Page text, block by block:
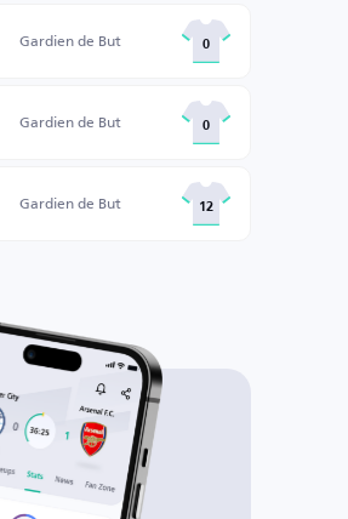
Gardien de But 0
Gardien de But 0
Gardien de But 12